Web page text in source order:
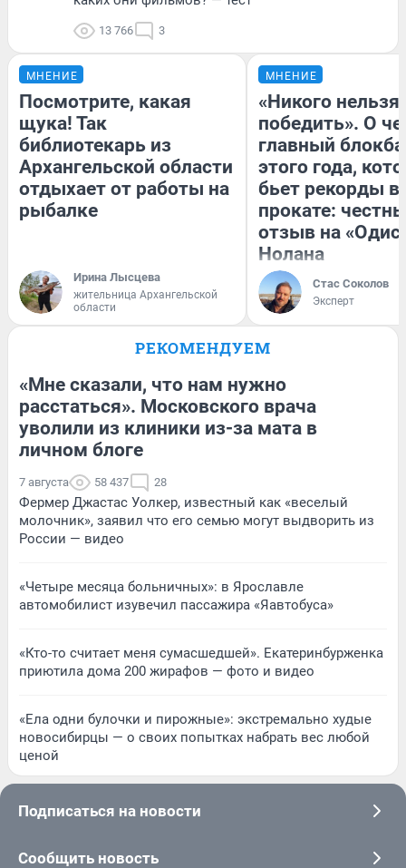
13 766 3
МНЕНИЕ
Посмотрите, какая
щука! Так
библиотекарь из
Архангельской области
отдыхает от работы на
рыбалке
Ирина Лысцева
жительница Архангельской
области
МНЕНИЕ
«Никого нельзя
победить». О
главный
этого года,
бьет рекорды в
прокате:
отзыв на
Нолана
Стас Соколов
Эксперт
РЕКОМЕНДУЕМ
«Мне сказали, что нам нужно
расстаться». Московского врача
уволили из клиники из-за мата в
личном блоге
7 августа 58 437 28
Фермер Джастас Уолкер, известный как «веселый
молочник», заявил что его семью могут выдворить из
России — видео
«Четыре месяца больничных»: в Ярославле
автомобилист изувечил пассажира «Яавтобуса»
«Кто-то считает меня сумасшедшей». Екатеринбурженка
приютила дома 200 жирафов — фото и видео
«Ела одни булочки и пирожные»: экстремально худые
новосибирцы — о своих попытках набрать вес любой
ценой
Подписаться на новости
Сообщить новость